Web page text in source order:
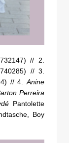
// 2.
// 3.
// 4. Anine
Perreira
Pantolette
Boy